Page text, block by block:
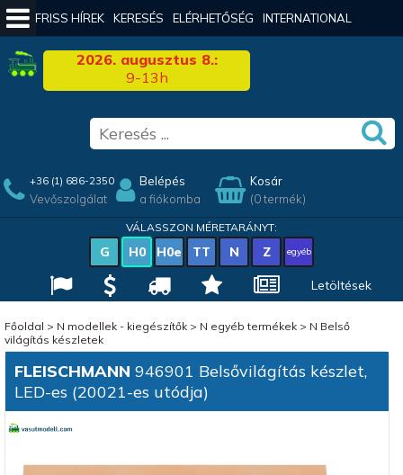
FRISS HÍREK KERESÉS ELÉRHETŐSÉG INTERNATIONAL
2026. augusztus 8.:
9-13h
+36 (1) 686-2350
Vevőszolgálat
Belépés
a fiókomba
Kosár
(0 termék)
VÁLASSZON MÉRETARÁNYT:
G H0 H0e TT N Z egyéb
Letöltések
Főoldal > N modellek - kiegészítők> N egyéb termékek> N Belső
világítás készletek
FLEISCHMANN 946901 Belsővilágítás készlet,
LED-es (20021-es utódja)